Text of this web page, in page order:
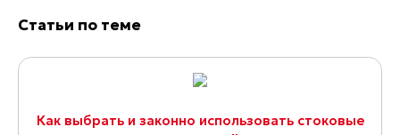
Статьи по теме
Как выбрать и законно использовать стоковые